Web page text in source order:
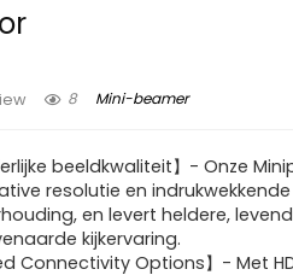
8 Mini-beamer
beeldkwaliteit】- Onze
resolutie en indrukwekkende
en levert heldere,
kijkervaring.
Connectivity Options】- Met